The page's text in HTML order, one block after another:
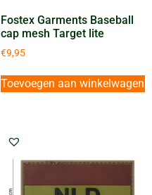
Fostex Garments Baseball
cap mesh Target lite
€9,95
Toevoegen aan winkelwagen